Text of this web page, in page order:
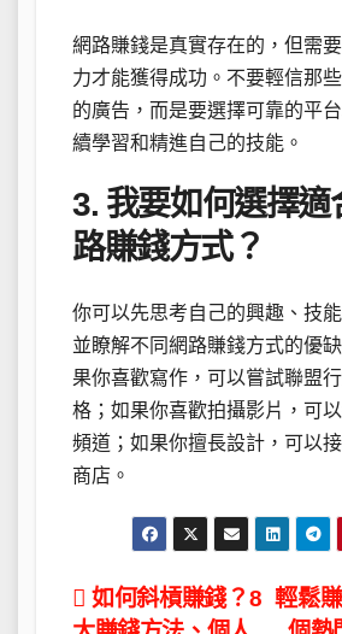
網路賺錢是真實存在的，但需
力才能獲得成功。不要輕信那
的廣告，而是要選擇可靠的平
續學習和精進自己的技能。
3. 我要如何選擇適
路賺錢方式？
你可以先思考自己的興趣、技
並瞭解不同網路賺錢方式的優
果你喜歡寫作，可以嘗試聯盟
格；如果你喜歡拍攝影片，可
頻道；如果你擅長設計，可以
商店。
文
輕鬆
如何斜槓賺錢？8